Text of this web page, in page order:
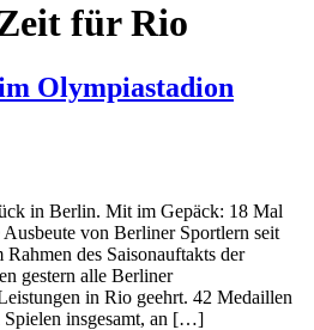
für Rio
Olympiastadion
in Berlin. Mit im Gepäck: 18 Mal
von Berliner Sportlern seit
des Saisonauftakts der
gestern alle Berliner
in Rio geehrt. 42 Medaillen
Spielen insgesamt, an […]